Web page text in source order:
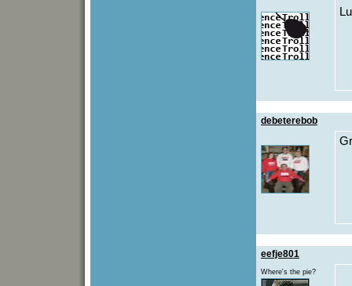
debeterebob
eefje801
Where's the pie?